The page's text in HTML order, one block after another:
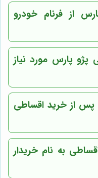
از فرنام خودرو
پارس مورد نیاز
پس از خرید اقساطی
به نام خریدار